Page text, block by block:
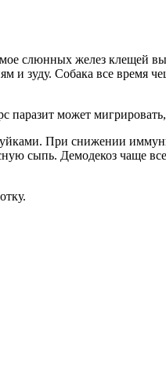
слюнных желез клещей
и зуду. Собака все время
может
При снижении
сыпь. Демодекоз чаще